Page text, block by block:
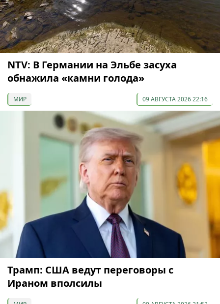
NTV: В Германии на Эльбе засуха
обнажила «камни голода»
МИР 09 АВГУСТА 2026 22:16
Трамп: США ведут переговоры с
Ираном вполсилы